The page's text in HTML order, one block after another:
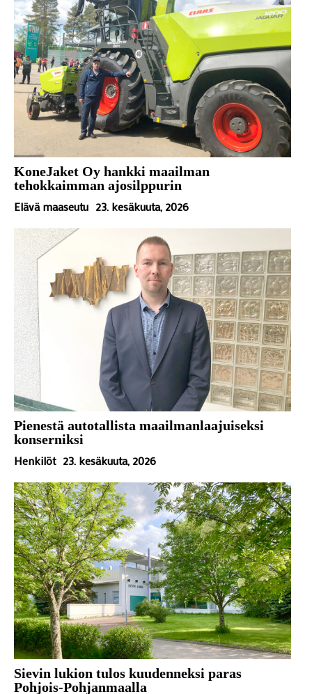
KoneJaket Oy hankki maailman
tehokkaimman ajosilppurin
Elävä maaseutu 23. kesäkuuta, 2026
Pienestä autotallista maailmanlaajuiseksi
konserniksi
Henkilöt 23. kesäkuuta, 2026
Sievin lukion tulos kuudenneksi paras
Pohjois-Pohjanmaalla